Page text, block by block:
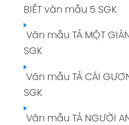
BIẾT văn mẫu 5 SGK
Văn mẫu TẢ MỘT
SGK
Văn mẫu TẢ CÁI
SGK
Văn mẫu TẢ NGƯỜI